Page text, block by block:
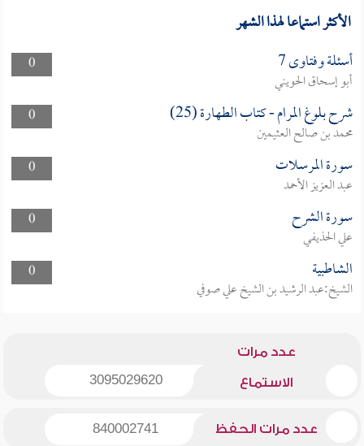
الأكثر استماعا لهذا الشهر
0 أسئلة وفتاوى 7
أبو إسحاق الحويني
0
شرح بلوغ المرام - كتاب الطهارة (25)
محمد بن صالح العثيمين
0
سورة المرسلات
عبد العزيز الأحمد
0
سورة الشرح
علي الحذيفي
0
الشاطبية
الشيخ:عبد الرشيد بن الشيخ علي صوفي
عدد مرات
الاستماع 3095029620
عدد مرات الحفظ 840002741